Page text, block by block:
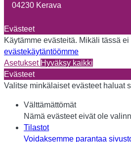
04230 Kerava
Evästeet
Käytämme evästeitä. Mikäli tässä
evästekäytäntöömme
Asetukset Hyväksy kaikki
Evästeet
Valitse minkälaiset evästeet haluat
Välttämättömät
Nämä evästeet eivät ole
Tilastot
Voidaksemme parantaa